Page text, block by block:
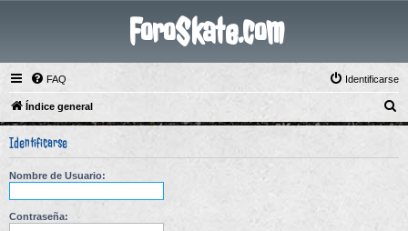
ForoSkate.com
FAQ Identificarse
Índice general
u
Identificarse
Nombre de Usuario:
Contraseña: